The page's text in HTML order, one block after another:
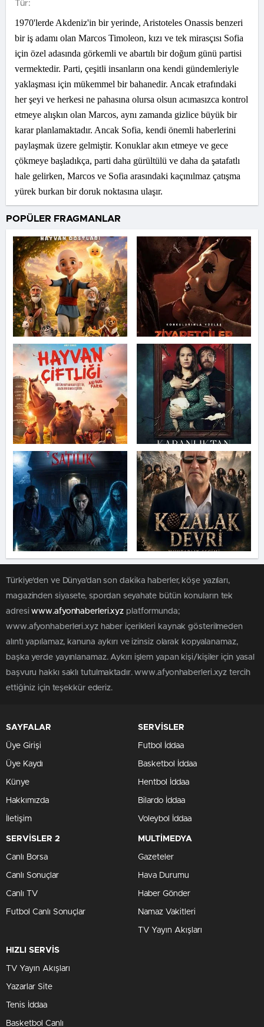
Tür:
1970'lerde Akdeniz'in bir yerinde, Aristoteles Onassis benzeri
bir iş adamı olan Marcos Timoleon, kızı ve tek mirasçısı Sofia
için özel adasında görkemli ve abartılı bir doğum günü partisi
vermektedir. Parti, çeşitli insanların ona kendi gündemleriyle
yaklaşması için mükemmel bir bahanedir. Ancak etrafındaki
her şeyi ve herkesi ne pahasına olursa olsun acımasızca kontrol
etmeye alışkın olan Marcos, aynı zamanda gizlice büyük bir
karar planlamaktadır. Ancak Sofia, kendi önemli haberlerini
paylaşmak üzere gelmiştir. Konuklar akın etmeye ve gece
çökmeye başladıkça, parti daha gürültülü ve daha da şatafatlı
hale gelirken, Marcos ve Sofia arasındaki kaçınılmaz çatışma
yürek burkan bir doruk noktasına ulaşır.
POPÜLER FRAGMANLAR
Türkiye'den ve Dünya’dan son dakika haberler, köşe yazıları,
magazinden siyasete, spordan seyahate bütün konuların tek
adresiwww.afyonhaberleri.xyz platformunda;
www.afyonhaberleri.xyz haber içerikleri kaynak gösterilmeden
alıntı yapılamaz, kanuna aykırı ve izinsiz olarak kopyalanamaz,
başka yerde yayınlanamaz. Aykırı işlem yapan kişi/kişiler için yasal
başvuru hakkı saklı tutulmaktadır. www.afyonhaberleri.xyz tercih
ettiğiniz için teşekkür ederiz.
SAYFALAR
Üye Girişi
Üye Kaydı
Künye
Hakkımızda
İletişim
SERVİSLER
Futbol İddaa
Basketbol İddaa
Hentbol İddaa
Bilardo İddaa
Voleybol İddaa
SERVİSLER 2
Canlı Borsa
Canlı Sonuçlar
Canlı TV
Futbol Canlı Sonuçlar
MULTİMEDYA
Gazeteler
Hava Durumu
Haber Gönder
Namaz Vakitleri
TV Yayın Akışları
HIZLI SERVİS
TV Yayın Akışları
Yazarlar Site
Tenis İddaa
Basketbol Canlı